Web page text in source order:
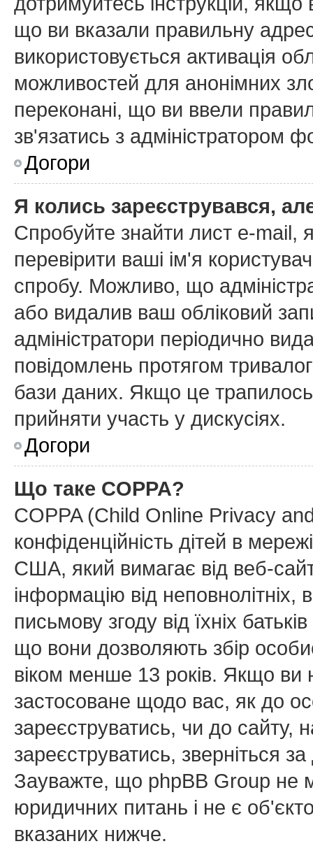
що ви вказали правильну
використовується активація
можливостей для анонімних
переконані, що ви ввели
зв'язатись з адміністратором
Догори
Я колись зареєструвався,
Спробуйте знайти лист e-mail,
перевірити ваші ім'я
спробу. Можливо, що
або видалив ваш обліковий
адміністратори періодично
повідомлень протягом
бази даних. Якщо це
прийняти участь у дискусіях.
Догори
Що таке COPPA?
COPPA (Child Online Privacy
конфіденційність дітей в
США, який вимагає від веб-
інформацію від
письмову згоду від їхніх
що вони дозволяють збір
віком менше 13 років. Якщо ви
застосоване щодо вас, як до
зареєструватись, чи до сайту,
зареєструватись, зверніться
Зауважте, що phpBB Group не
юридичних питань і не є
вказаних нижче.